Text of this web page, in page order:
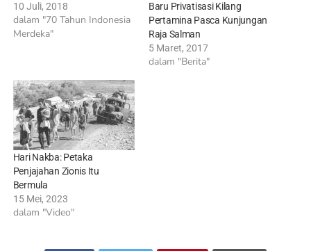
10 Juli, 2018
dalam "70 Tahun Indonesia
Merdeka"
Baru Privatisasi Kilang
Pertamina Pasca Kunjungan
Raja Salman
5 Maret, 2017
dalam "Berita"
Hari Nakba: Petaka
Penjajahan Zionis Itu
Bermula
15 Mei, 2023
dalam "Video"